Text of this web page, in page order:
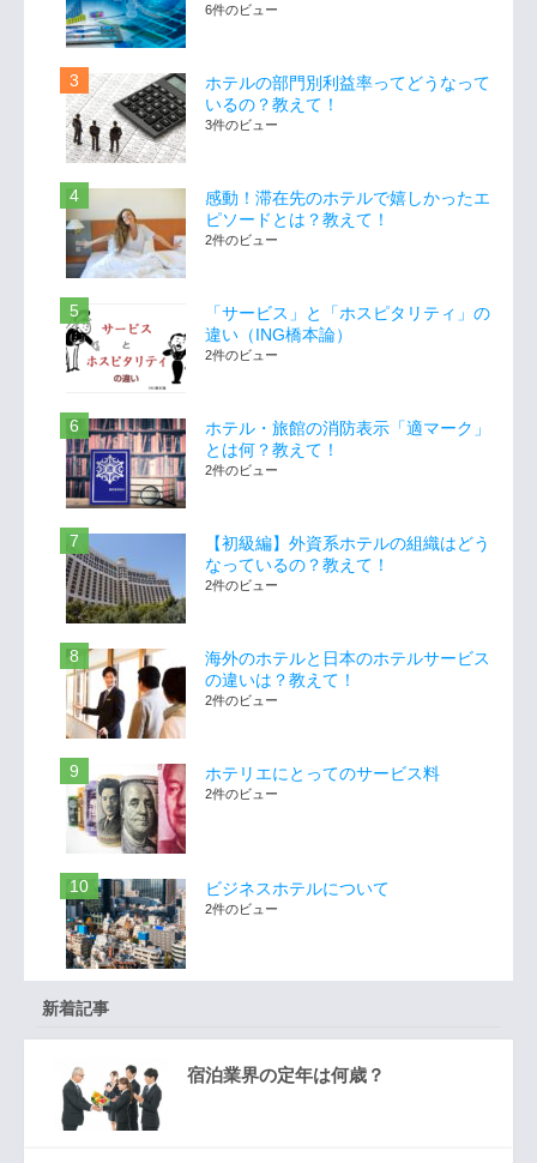
6件のビュー
ホテルの部門別利益率ってどうなって
いるの？教えて！
3件のビュー
感動！滞在先のホテルで嬉しかったエ
ピソードとは？教えて！
2件のビュー
「サービス」と「ホスピタリティ」の
違い（ING橋本論）
2件のビュー
ホテル・旅館の消防表示「適マーク」
とは何？教えて！
2件のビュー
【初級編】外資系ホテルの組織はどう
なっているの？教えて！
2件のビュー
海外のホテルと日本のホテルサービス
の違いは？教えて！
2件のビュー
ホテリエにとってのサービス料
2件のビュー
ビジネスホテルについて
2件のビュー
新着記事
宿泊業界の定年は何歳？